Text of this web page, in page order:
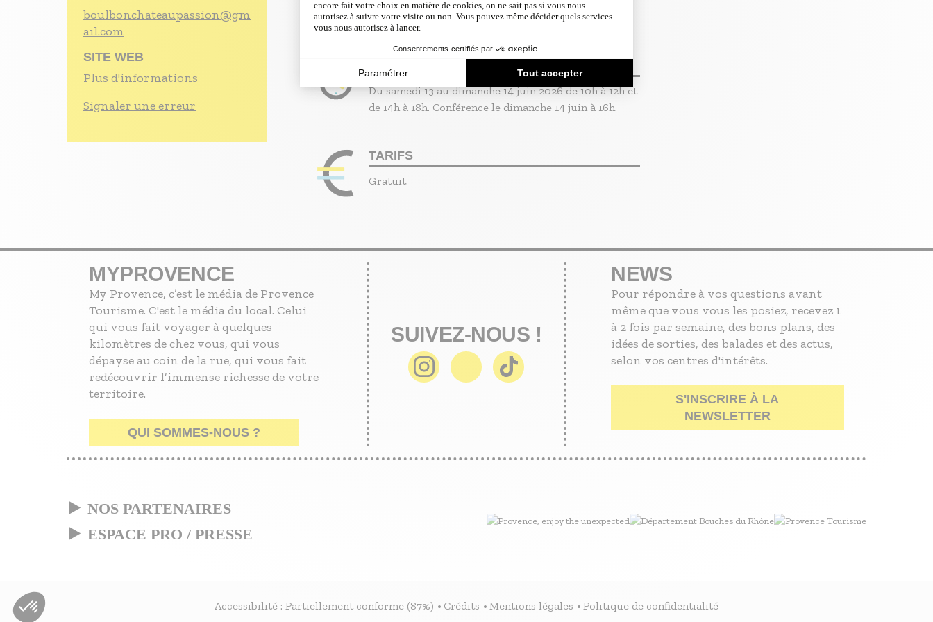
boulbonchateaupassion@gm
ail.com
SITE WEB
Plus d'informations
Signaler une erreur
Visites gratuites Visites guidées
Du samedi 13 au dimanche 14 juin 2026 de 10h à 12h et
de 14h à 18h. Conférence le dimanche 14 juin à 16h.
TARIFS
Gratuit.
MYPROVENCE
My Provence, c’est le média de Provence
Tourisme. C'est le média du local. Celui
qui vous fait voyager à quelques
kilomètres de chez vous, qui vous
dépayse au coin de la rue, qui vous fait
redécouvrir l’immense richesse de votre
territoire.
QUI SOMMES-NOUS ?
SUIVEZ-NOUS !
NEWS
Pour répondre à vos questions avant
même que vous vous les posiez, recevez 1
à 2 fois par semaine, des bons plans, des
idées de sorties, des balades et des actus,
selon vos centres d'intérêts.
S'INSCRIRE À LA
NEWSLETTER
NOS PARTENAIRES
ESPACE PRO / PRESSE
Accessibilité : Partiellement conforme (87%) Crédits Mentions légales Politique de confidentialité